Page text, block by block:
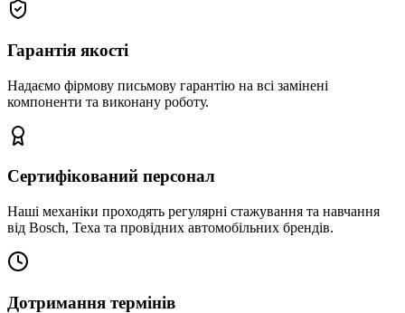
Гарантія якості
Надаємо фірмову письмову гарантію на всі замінені
компоненти та виконану роботу.
Сертифікований персонал
Наші механіки проходять регулярні стажування та навчання
від Bosch, Texa та провідних автомобільних брендів.
Дотримання термінів